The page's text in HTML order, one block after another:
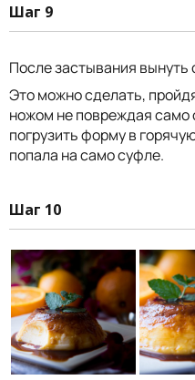
Шаг 9
После застывания
Это можно сделать,
ножом не повреждая само
погрузить форму в
попала на само суфле.
Шаг 10